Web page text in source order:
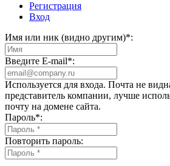
Регистрация
Вход
Имя или ник (видно другим)*:
Введите E-mail*:
Используется для входа. Почта не
представитель компании, лучше
почту на домене сайта.
Пароль*:
Повторить пароль: